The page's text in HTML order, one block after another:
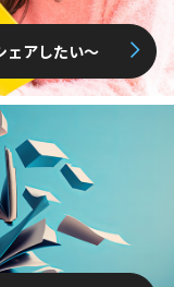
ェアしたい〜